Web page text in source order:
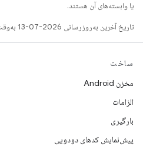
یا وابسته‌های آن هستند.
تاریخ آخرین به‌روزرسانی 2026-07-13 به‌وقت ساعت هماهنگ جهانی.
ساخت
مخزن Android
الزامات
بارگیری
پیش‌نمایش کدهای دودویی